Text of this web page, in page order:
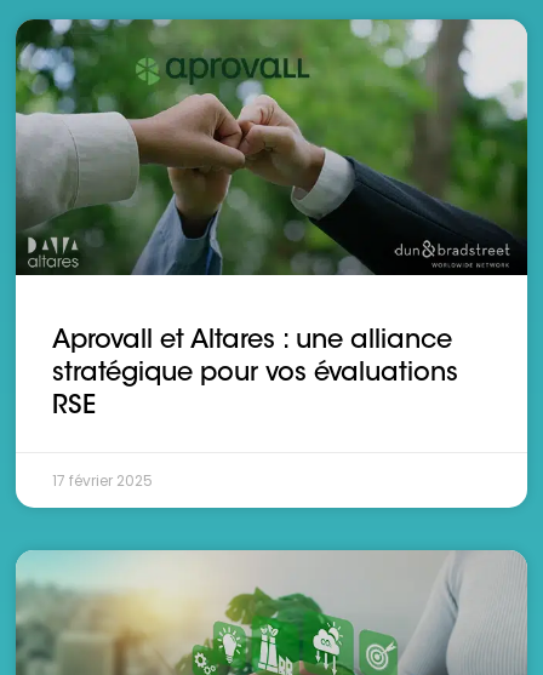
Aprovall et Altares : une alliance
stratégique pour vos évaluations
RSE
17 février 2025